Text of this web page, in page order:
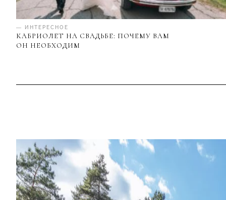
— ИНТЕРЕСНОЕ
КАБРИОЛЕТ НА СВАДЬБЕ: ПОЧЕМУ ВАМ
ОН НЕОБХОДИМ